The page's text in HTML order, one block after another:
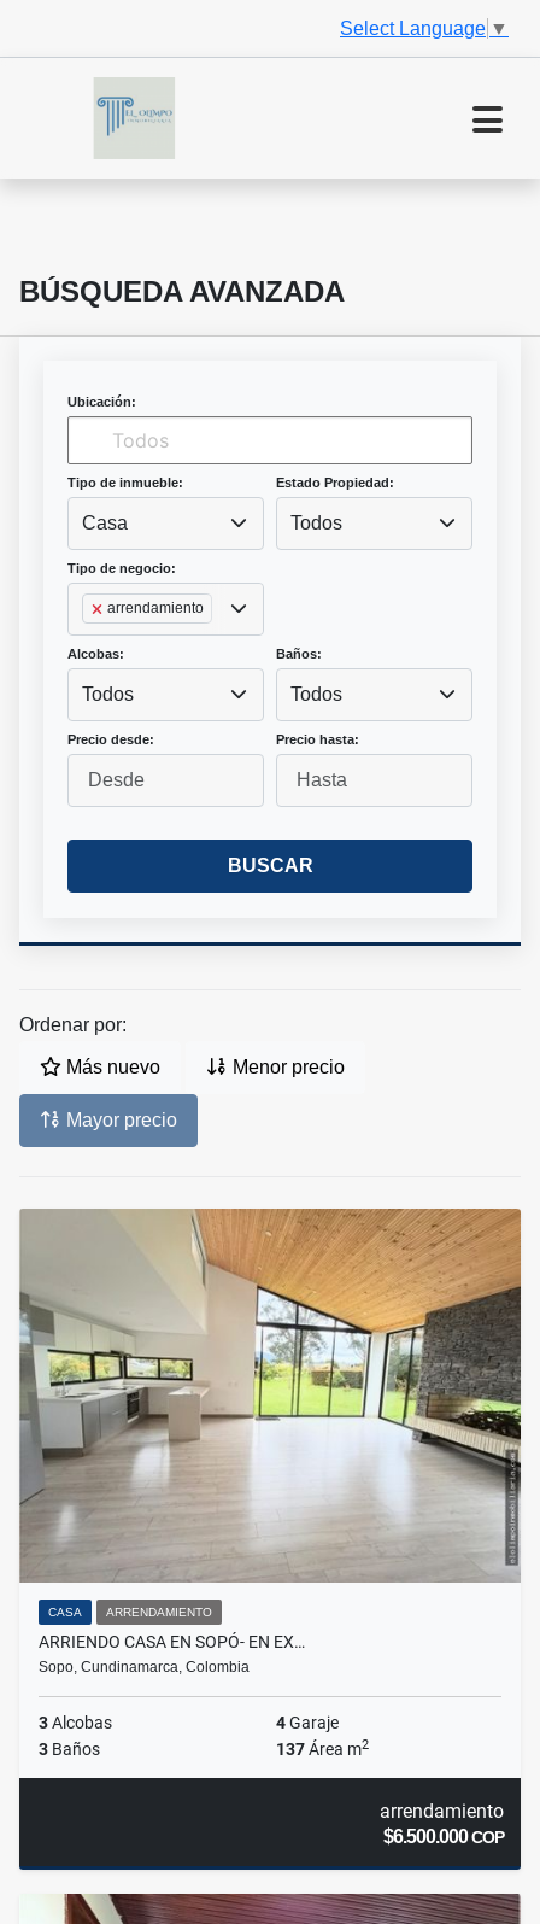
Select Language ▼
BÚSQUEDA AVANZADA
Ubicación:
Tipo de inmueble:
Casa
Estado Propiedad:
Todos
Tipo de negocio:
arrendamiento
Alcobas:
Todos
Baños:
Todos
Precio desde: Precio hasta:
BUSCAR
Ordenar por:
Más nuevo Menor precio
Mayor precio
CASA ARRENDAMIENTO
ARRIENDO CASA EN SOPÓ- EN EX…
Sopo, Cundinamarca, Colombia
3Alcobas 4Garaje
3 Baños 137Área m2
arrendamiento
$6.500.000COP